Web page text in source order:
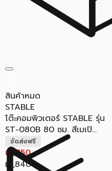
สินค้าหมด
STABLE
โต๊ะคอมพิวเตอร์ STABLE รุ่น
ST-080B 80 ซม. สีเมเปิ...
จัดส่งฟรี
฿ 1,750
฿ 1,840